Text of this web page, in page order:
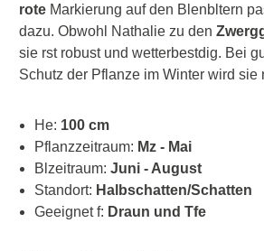
rote Markierung auf den Blenbltern
dazu. Obwohl Nathalie zu den
sie rst robust und wetterbestdig. Bei
Schutz der Pflanze im Winter wird sie
He: 100 cm
Pflanzzeitraum: Mz - Mai
Blzeitraum: Juni - August
Standort: Halbschatten/Schatten
Geeignet f: Draun und Tfe